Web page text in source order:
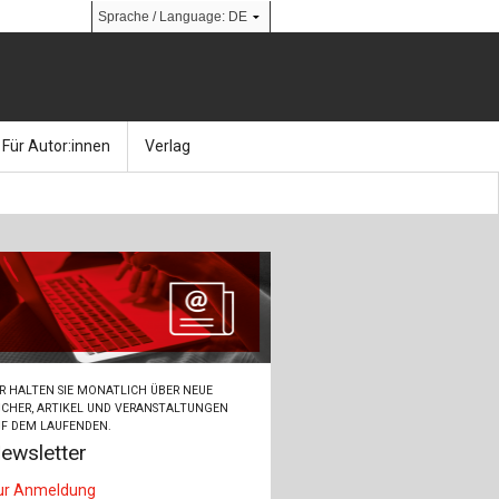
Social Media
Library
Für Autor:innen
Kalender
Zeitschriften
Verlag
Ansprechpartner:innen
So finden Sie uns
bauingenieur24 – Berufsportal
Ingenieurbaupreis
HALTEN SIE MONATLICH ÜBER NEUE
ARTIKEL UND VERANSTALTUNGEN
DEM LAUFENDEN.
Anmeldung